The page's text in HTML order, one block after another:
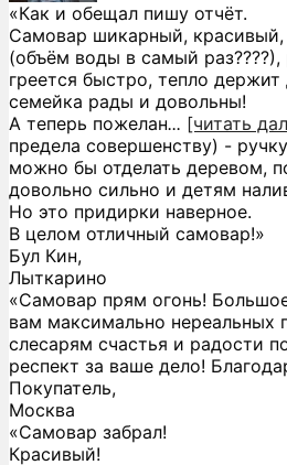
«Как и обещал пишу отчёт.
Самовар шикарный, красивый,
(объём воды в самый раз????),
греется быстро, тепло
семейка рады и довольны!
А теперь пожелан... [читать
предела совершенству) -
можно бы отделать деревом,
довольно сильно и детям
Но это придирки наверное.
В целом отличный самовар!»
Бул Кин,
Лыткарино
«Самовар прям огонь!
вам максимально нереальных
слесарям счастья и радости
респект за ваше дело!
Покупатель,
Москва
«Самовар забрал!
Красивый!